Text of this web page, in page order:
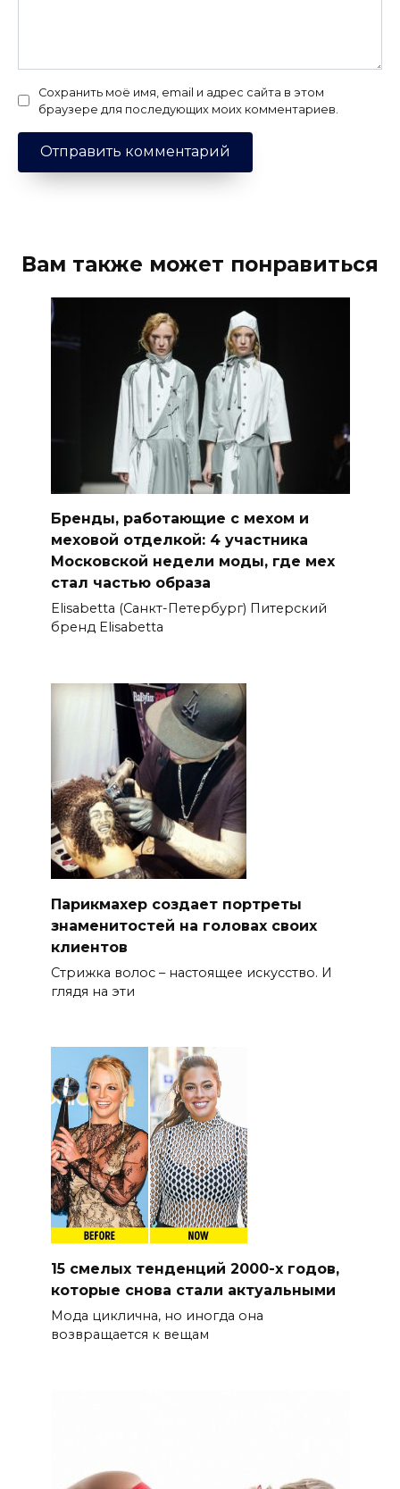
Сохранить моё имя, email и адрес сайта в этом
браузере для последующих моих комментариев.
Вам также может понравиться
Бренды, работающие с мехом и
меховой отделкой: 4 участника
Московской недели моды, где мех
стал частью образа
Elisabetta (Санкт-Петербург) Питерский
бренд Elisabetta
Парикмахер создает портреты
знаменитостей на головах своих
клиентов
Стрижка волос – настоящее искусство. И
глядя на эти
15 смелых тенденций 2000-х годов,
которые снова стали актуальными
Мода циклична, но иногда она
возвращается к вещам